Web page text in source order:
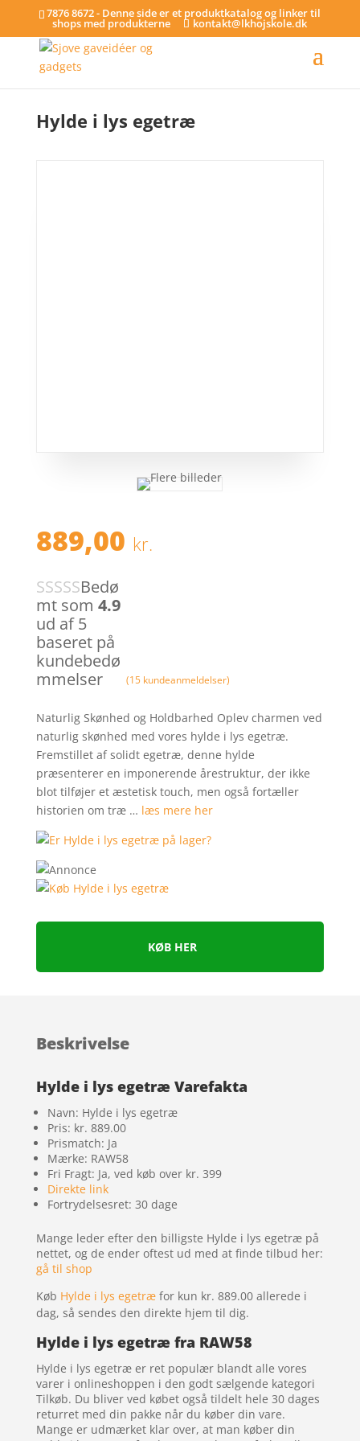
7876 8672 - Denne side er et produktkatalog og linker til
shops med produkterne kontakt@lkhojskole.dk
Hylde i lys egetræ
889,00 kr.
Bedø
mt som 4.9
ud af 5
baseret på
kundebedø
mmelser
(15kundeanmeldelser)
Naturlig Skønhed og Holdbarhed Oplev charmen ved
naturlig skønhed med vores hylde i lys egetræ.
Fremstillet af solidt egetræ, denne hylde
præsenterer en imponerende årestruktur, der ikke
blot tilføjer et æstetisk touch, men også fortæller
historien om træ … læs mere her
KØB HER
Beskrivelse
Hylde i lys egetræ Varefakta
Navn: Hylde i lys egetræ
Pris: kr. 889.00
Prismatch: Ja
Mærke: RAW58
Fri Fragt: Ja, ved køb over kr. 399
Direkte link
Fortrydelsesret: 30 dage
Mange leder efter den billigste Hylde i lys egetræ på
nettet, og de ender oftest ud med at finde tilbud her:
gå til shop
Køb Hylde i lys egetræfor kun kr. 889.00 allerede i
dag, så sendes den direkte hjem til dig.
Hylde i lys egetræ fra RAW58
Hylde i lys egetræ er ret populær blandt alle vores
varer i onlineshoppen i den godt sælgende kategori
Tilkøb. Du bliver ved købet også tildelt hele 30 dages
returret med din pakke når du køber din vare.
Mange er udmærket klar over, at man køber din